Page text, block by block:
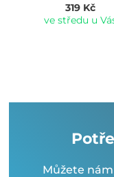
319 Kč
ve středu u
Můžete